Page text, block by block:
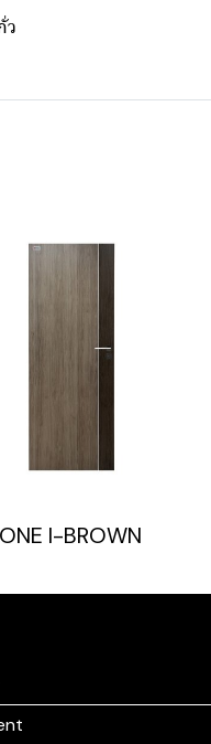
ว
I-BROWN